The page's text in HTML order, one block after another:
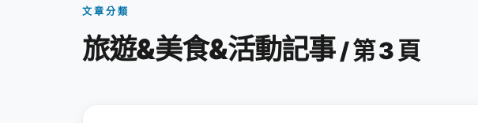
文章分類
旅遊&美食&活動記事/ 第 3 頁